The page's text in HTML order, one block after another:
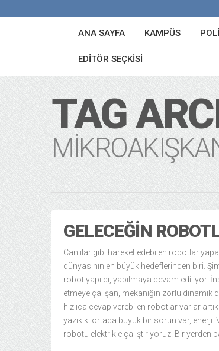
ANA SAYFA KAMPÜS
EDITÖR SEÇKISI
TAG
GELECEĞIN
Canlılar gibi hareket edebilen robotlar
dünyasının en büyük hedeflerinden biri.
robot yapıldı, yapılmaya devam ediliyor.
etmeye çalışan, mekaniğin zorlu dinamik
hızlıca cevap verebilen robotlar varlar
yazık ki ortada büyük bir sorun var, enerji.
robotu elektrikle çalıştırıyoruz. Bir yerden